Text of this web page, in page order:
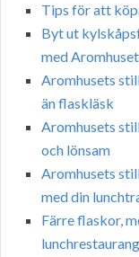
Tips för att
Byt ut
med
Aromhusets
än flaskläsk
Aromhusets
och lönsam
Aromhusets
med din
Färre flaskor,